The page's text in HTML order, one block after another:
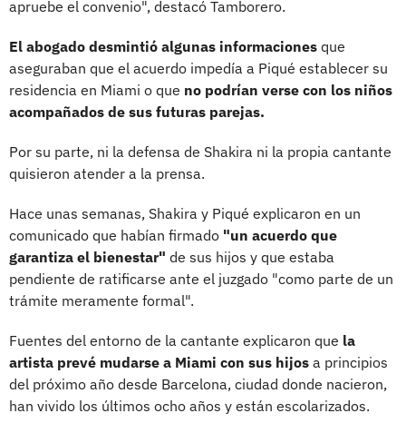
apruebe el convenio", destacó Tamborero.
El abogado desmintió algunas informaciones que
aseguraban que el acuerdo impedía a Piqué establecer su
residencia en Miami o que no podrían verse con los niños
acompañados de sus futuras parejas.
Por su parte, ni la defensa de Shakira ni la propia cantante
quisieron atender a la prensa.
Hace unas semanas, Shakira y Piqué explicaron en un
comunicado que habían firmado "un acuerdo que
garantiza el bienestar" de sus hijos y que estaba
pendiente de ratificarse ante el juzgado "como parte de un
trámite meramente formal".
Fuentes del entorno de la cantante explicaron que la
artista prevé mudarse a Miami con sus hijos a principios
del próximo año desde Barcelona, ciudad donde nacieron,
han vivido los últimos ocho años y están escolarizados.